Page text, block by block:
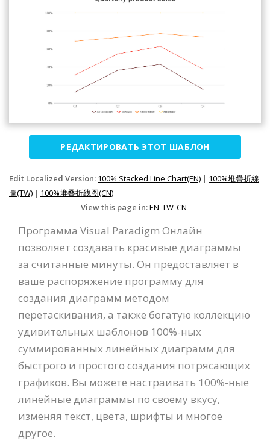
РЕДАКТИРОВАТЬ ЭТОТ ШАБЛОН
Edit Localized Version: 100% Stacked Line Chart(EN) | 100%堆疊折線
圖(TW) | 100%堆叠折线图(CN)
View this page in:EN TW CN
Программа Visual Paradigm Онлайн
позволяет создавать красивые диаграммы
за считанные минуты. Он предоставляет в
ваше распоряжение программу для
создания диаграмм методом
перетаскивания, а также богатую коллекцию
удивительных шаблонов 100%-ных
суммированных линейных диаграмм для
быстрого и простого создания потрясающих
графиков. Вы можете настраивать 100%-ные
линейные диаграммы по своему вкусу,
изменяя текст, цвета, шрифты и многое
другое.